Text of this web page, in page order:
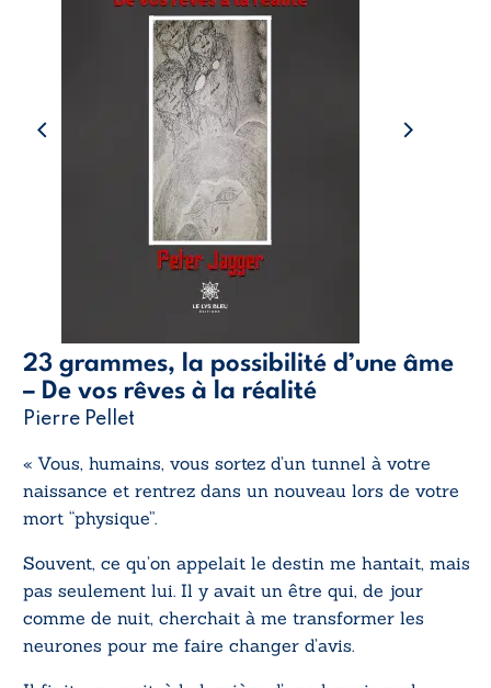
23 grammes, la possibilité d’une âme
– De vos rêves à la réalité
Pierre Pellet
« Vous, humains, vous sortez d’un tunnel à votre
naissance et rentrez dans un nouveau lors de votre
mort “physique”.
Souvent, ce qu’on appelait le destin me hantait, mais
pas seulement lui. Il y avait un être qui, de jour
comme de nuit, cherchait à me transformer les
neurones pour me faire changer d’avis.